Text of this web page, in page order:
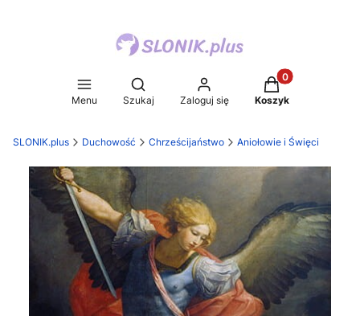
Menu
Otwórz wyszukiwarkę
Szukaj Zaloguj się
Produkty w
Koszyk
SLONIK.plus Duchowość Chrześcijaństwo Aniołowie i Święci